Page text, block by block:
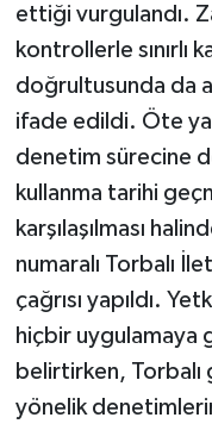
ettiği vurgulandı.
kontrollerle sınırlı
doğrultusunda da
ifade edildi. Öte
denetim sürecine
kullanma tarihi
karşılaşılması
numaralı Torbalı
çağrısı yapıldı.
hiçbir uygulamaya
belirtirken, Torbalı
yönelik